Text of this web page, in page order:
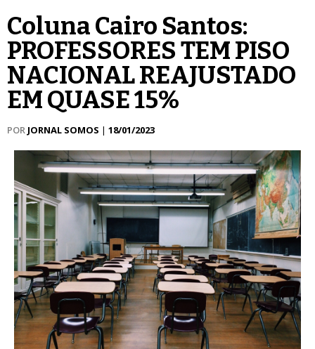
Coluna Cairo Santos:
PROFESSORES TEM PISO
NACIONAL REAJUSTADO
EM QUASE 15%
POR JORNAL SOMOS | 18/01/2023